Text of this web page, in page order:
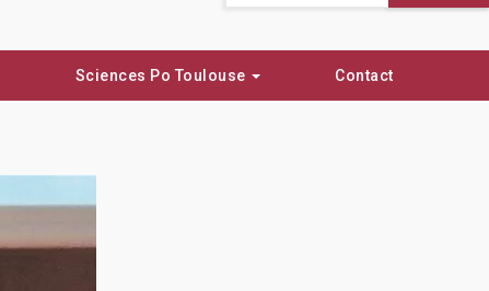
Sciences Po Toulouse Contact